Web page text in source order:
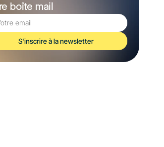
boîte mail
S'inscrire à la newsletter